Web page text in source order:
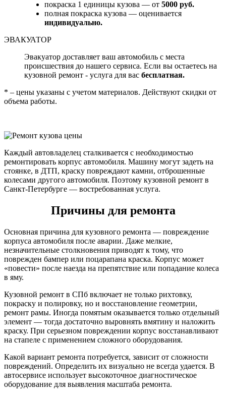
покраска 1 единицы кузова — от 5000 руб.
полная покраска кузова — оценивается
индивидуально.
ЭВАКУАТОР
Эвакуатор доставляет ваш автомобиль с места
происшествия до нашего сервиса. Если вы остаетесь на
кузовной ремонт - услуга для вас бесплатная.
* – цены указаны с учетом материалов. Действуют скидки от
объема работы.
Каждый автовладелец сталкивается с необходимостью
ремонтировать корпус автомобиля. Машину могут задеть на
стоянке, в ДТП, краску повреждают камни, отброшенные
колесами другого автомобиля. Поэтому кузовной ремонт в
Санкт-Петербурге — востребованная услуга.
Причины для ремонта
Основная причина для кузовного ремонта — повреждение
корпуса автомобиля после аварии. Даже мелкие,
незначительные столкновения приводят к тому, что
поврежден бампер или поцарапана краска. Корпус может
«повести» после наезда на препятствие или попадание колеса
в яму.
Кузовной ремонт в СПб включает не только рихтовку,
покраску и полировку, но и восстановление геометрии,
ремонт рамы. Иногда помятым оказывается только отдельный
элемент — тогда достаточно выровнять вмятину и наложить
краску. При серьезном повреждении корпус восстанавливают
на стапеле с применением сложного оборудования.
Какой вариант ремонта потребуется, зависит от сложности
повреждений. Определить их визуально не всегда удается. В
автосервисе использует высокоточное диагностическое
оборудование для выявления масштаба ремонта.